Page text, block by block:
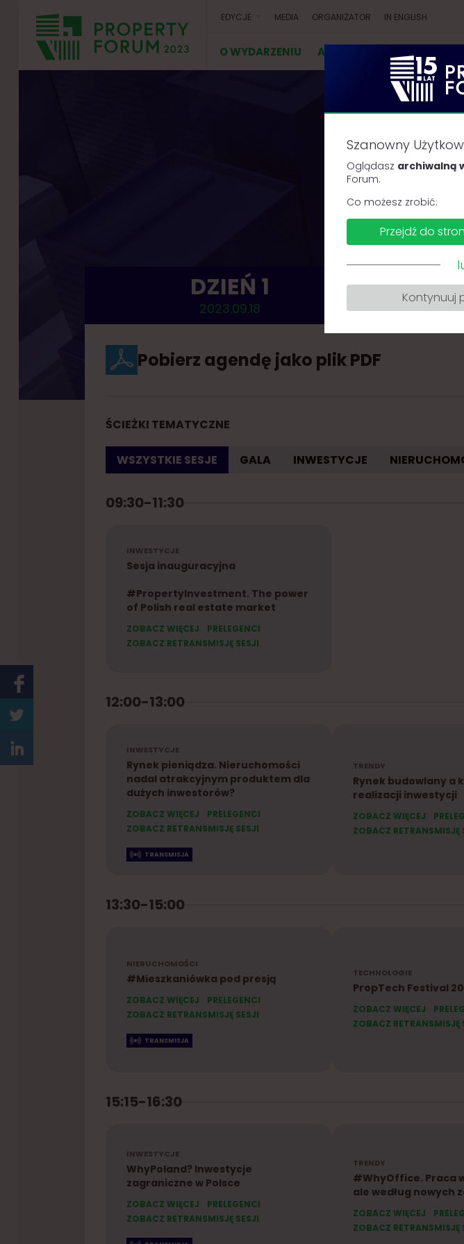
P
O WYDARZENIU AGENDA
EDYCJE MEDIA ORGANIZATOR IN ENGLISH
DZIEŃ 1
2023.09.18
Pobierz agendę jako plik PDF
ŚCIEŻKI TEMATYCZNE
WSZYSTKIE SESJE GALA INWESTYCJE
09:30-11:30
INWESTYCJE
Sesja inauguracyjna
#PropertyInvestment. The power
of Polish real estate market
ZOBACZ WIĘCEJ
PRELEGENCI
ZOBACZ RETRANSMISJĘ SESJI
12:00-13:00
INWESTYCJE
Rynek pieniądza. Nieruchomości
nadal atrakcyjnym produktem dla
dużych inwestorów?
ZOBACZ WIĘCEJ
PRELEGENCI
ZOBACZ RETRANSMISJĘ SESJI
TRANSMISJA
TRENDY
Rynek budowlany a
realizacji inwestycji
ZOBACZ WIĘCEJ
ZOBACZ RETRANSMISJĘ
13:30-15:00
NIERUCHOMOŚCI
#Mieszkaniówka pod presją
ZOBACZ WIĘCEJ
PRELEGENCI
ZOBACZ RETRANSMISJĘ SESJI
TRANSMISJA
TECHNOLOGIE
PropTech Festival
ZOBACZ WIĘCEJ
ZOBACZ RETRANSMISJĘ
15:15-16:30
INWESTYCJE
WhyPoland? Inwestycje
zagraniczne w Polsce
ZOBACZ WIĘCEJ
PRELEGENCI
ZOBACZ RETRANSMISJĘ SESJI
TRENDY
#WhyOffice. Praca
ale według nowych
ZOBACZ WIĘCEJ
ZOBACZ RETRANSMISJĘ
Szanowny
Oglądasz archiwalną
Forum.
Co możesz zrobić:
Przejdź do
Kontynuuj